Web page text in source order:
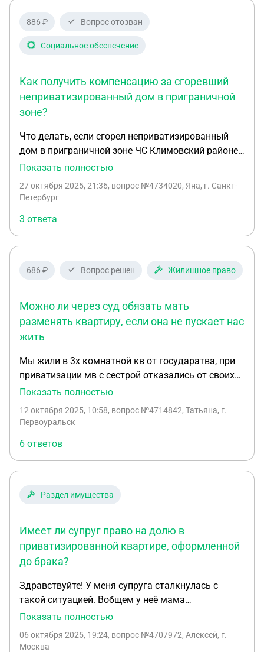
886 ₽ Вопрос отозван
Социальное обеспечение
Как получить компенсацию за сгоревший
неприватизированный дом в приграничной
зоне?
Что делать, если сгорел неприватизированный
дом в приграничной зоне ЧС Климовский районе
на границе с Украиной, причина пожара - сброс с
действий. На текущий момент действует выплата
ускоренная процедура приватизации. Процесс
приватизации дома был запущен ранее, за
несколько месяцев до пожара, оставался всего
один суд для завершения процедуры. Но за
неделю до суда дом сгорел. Как получиться
данном регионе?
Показать полностью
27 октября 2025, 21:36, вопрос №4734020, Яна, г. Санкт-
Петербург
3 ответа
686 ₽ Вопрос решен Жилищное право
Можно ли через суд обязать мать
разменять квартиру, если она не пускает нас
жить
Мы жили в 3х комнатной кв от государатва, при
приватизации мв с сестрой отказались от своих
долей, но имеем право пожизненного проживания
есть права, можем ли мы через суд обязать ее
нами. Она вдова живет в этой 3х кв одна.
Показать полностью
12 октября 2025, 10:58, вопрос №4714842, Татьяна, г.
Первоуральск
6 ответов
Раздел имущества
Имеет ли супруг право на долю в
приватизированной квартире, оформленной
до брака?
Здравствуйте! У меня супруга сталкнулась с
такой ситуацией. Вобщем у неё мама
зарегестрировала брак с отчимом около 5-ти лет
до вступления в брак. И после смерти мамы он
Показать полностью
06 октября 2025, 19:24, вопрос №4707972, Алексей, г.
Москва